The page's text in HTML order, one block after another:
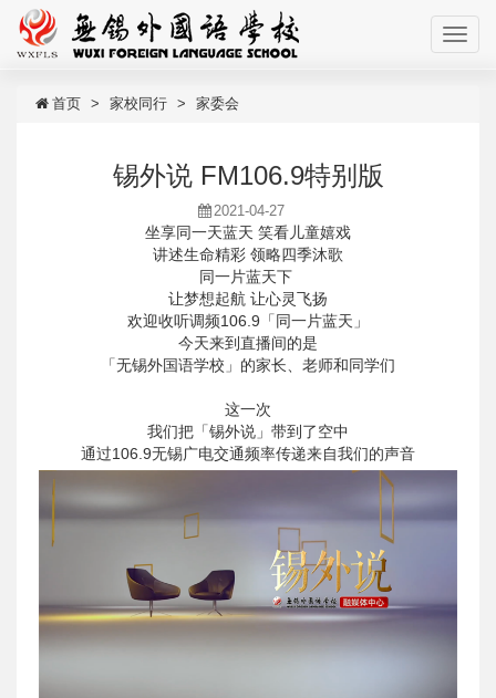
首页 家校同行 家委会
锡外说 FM106.9特别版
2021-04-27
坐享同一天蓝天 笑看儿童嬉戏
讲述生命精彩 领略四季沐歌
同一片蓝天下
让梦想起航 让心灵飞扬
欢迎收听调频106.9「同一片蓝天」
今天来到直播间的是
「无锡外国语学校」的家长、老师和同学们
这一次
我们把「锡外说」带到了空中
通过106.9无锡广电交通频率传递来自我们的声音